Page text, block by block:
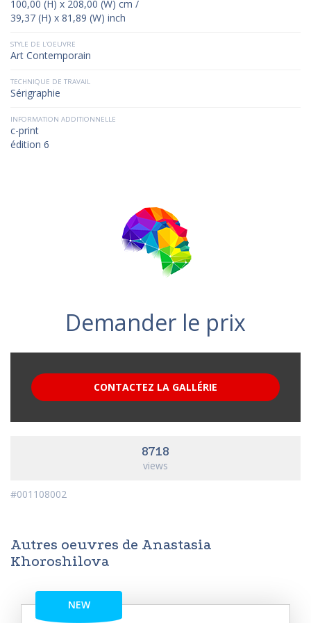
100,00 (H) x 208,00 (W) cm /
39,37 (H) x 81,89 (W) inch
STYLE DE L'OEUVRE
Art Contemporain
TECHNIQUE DE TRAVAIL
Sérigraphie
INFORMATION ADDITIONNELLE
c-print
édition 6
Demander le prix
CONTACTEZ LA GALLÉRIE
8718
views
#001108002
Autres oeuvres de Anastasia
Khoroshilova
NEW